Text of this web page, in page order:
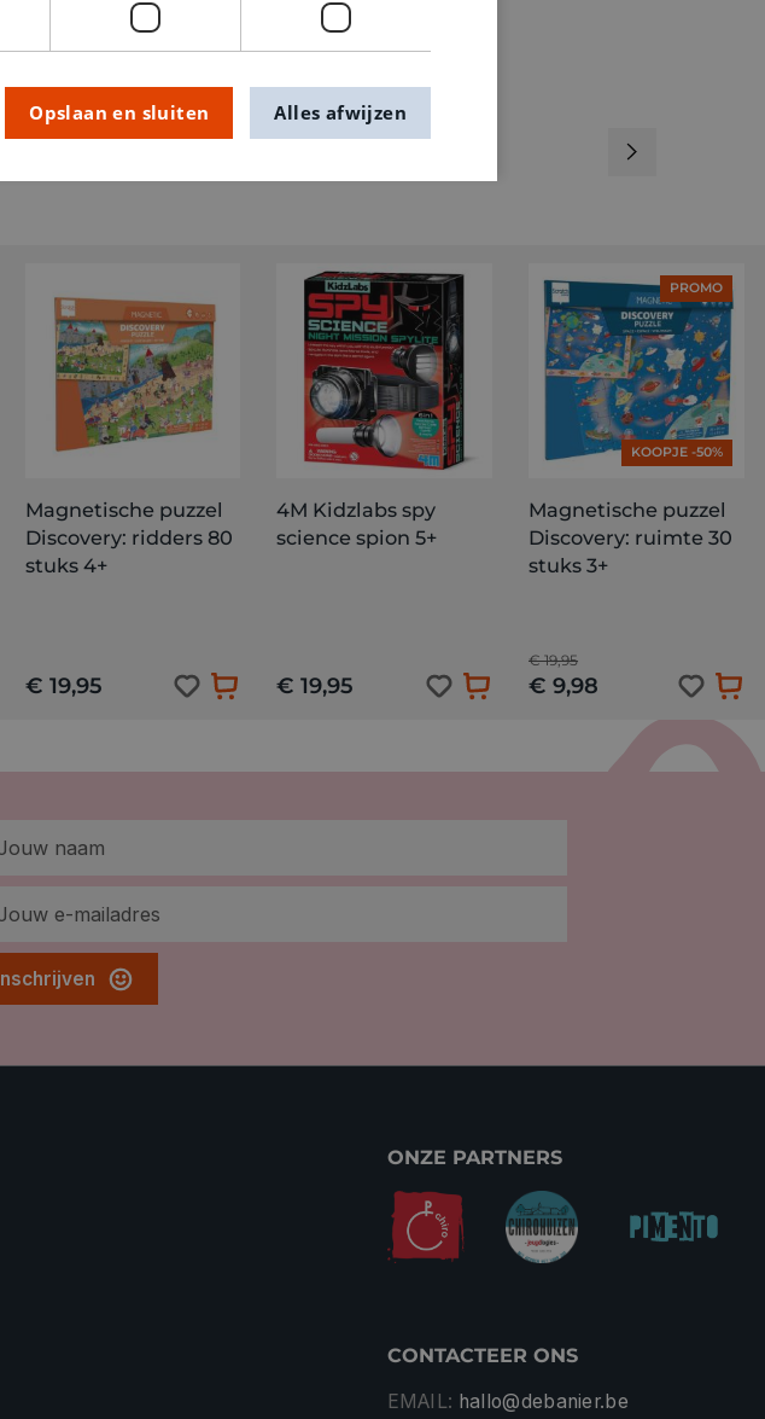
Magnetische puzzel
Discovery: ridders 80
stuks 4+
€ 19,95
4M Kidzlabs spy
science spion 5+
€ 19,95
PROMO
KOOPJE -50%
Magnetische puzzel
Discovery: ruimte 30
stuks 3+
€ 19,95
€ 9,98
Inschrijven
ONZE PARTNERS
CONTACTEER ONS
EMAIL: hallo@debanier.be
Opslaan en sluiten Alles afwijzen